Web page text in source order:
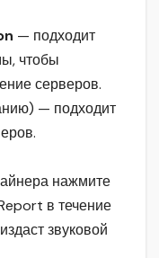
— подходит
чтобы
серверов.
— подходит
нажмите
в течение
звуковой